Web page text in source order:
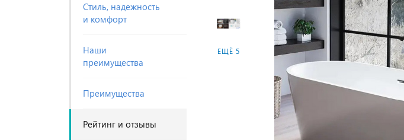
Cтиль, надежность
и комфорт
Наши
преимущества
Преимущества
Рейтинг и отзывы
ЕЩЁ 5